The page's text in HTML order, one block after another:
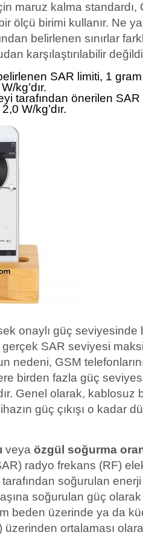
maruz kalma standardı,
ölçü birimi kullanır. Ne
belirlenen sınırlar
karşılaştırılabilir
SAR limiti, 1
kg’dır.
tarafından önerilen
W/kg’dır.
onaylı güç seviyesinde
gerçek SAR seviyesi
nedeni, GSM
birden fazla güç
Genel olarak,
güç çıkışı o kadar
veya özgül soğurma
radyo frekans (RF)
tarafından soğurulan
soğurulan güç olarak
beden üzerinde ya da
ortalaması